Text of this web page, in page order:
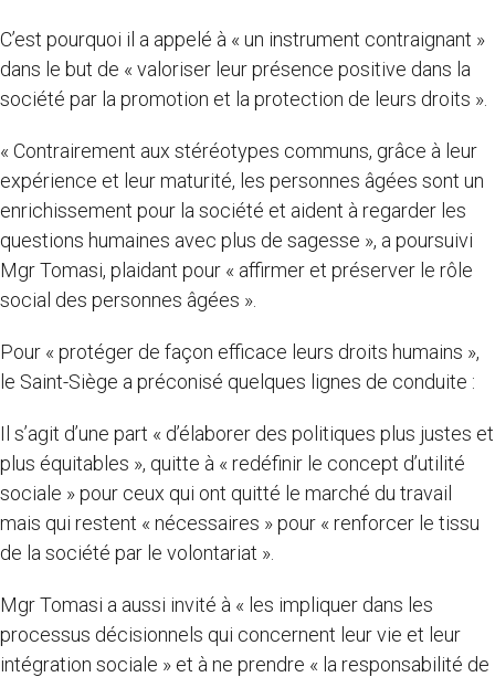
C’est pourquoi il a appelé à « un instrument contraignant »
dans le but de « valoriser leur présence positive dans la
société par la promotion et la protection de leurs droits ».
« Contrairement aux stéréotypes communs, grâce à leur
expérience et leur maturité, les personnes âgées sont un
enrichissement pour la société et aident à regarder les
questions humaines avec plus de sagesse », a poursuivi
Mgr Tomasi, plaidant pour « affirmer et préserver le rôle
social des personnes âgées ».
Pour « protéger de façon efficace leurs droits humains »,
le Saint-Siège a préconisé quelques lignes de conduite :
Il s’agit d’une part « d’élaborer des politiques plus justes et
plus équitables », quitte à « redéfinir le concept d’utilité
sociale » pour ceux qui ont quitté le marché du travail
mais qui restent « nécessaires » pour « renforcer le tissu
de la société par le volontariat ».
Mgr Tomasi a aussi invité à « les impliquer dans les
processus décisionnels qui concernent leur vie et leur
intégration sociale » et à ne prendre « la responsabilité de